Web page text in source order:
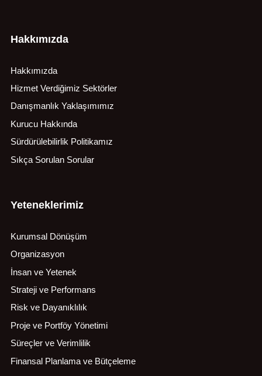
Hakkımızda
Hakkımızda
Hizmet Verdiğimiz Sektörler
Danışmanlık Yaklaşımımız
Kurucu Hakkında
Sürdürülebilirlik Politikamız
Sıkça Sorulan Sorular
Yeteneklerimiz
Kurumsal Dönüşüm
Organizasyon
İnsan ve Yetenek
Strateji ve Performans
Risk ve Dayanıklılık
Proje ve Portföy Yönetimi
Süreçler ve Verimlilik
Finansal Planlama ve Bütçeleme